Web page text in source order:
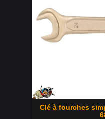
Clé à fourches